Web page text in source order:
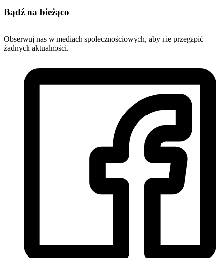
Bądź na bieżąco
Obserwuj nas w mediach społecznościowych, aby nie przegapić
żadnych aktualności.